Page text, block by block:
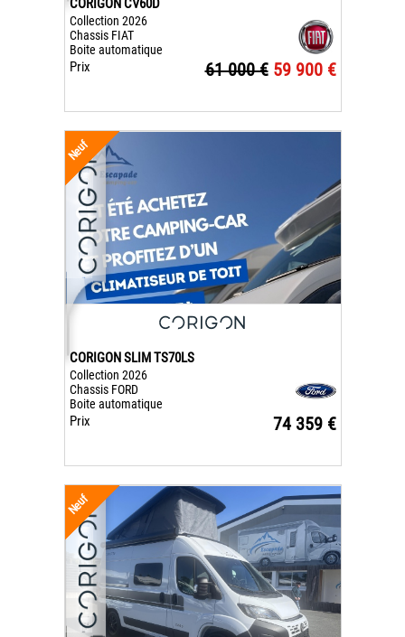
CORIGON CV60D
Collection 2026
Chassis FIAT
Boite automatique
Prix 61 000 € 59 900 €
Neuf
CORIGON SLIM TS70LS
Collection 2026
Chassis FORD
Boite automatique
Prix 74 359 €
Neuf